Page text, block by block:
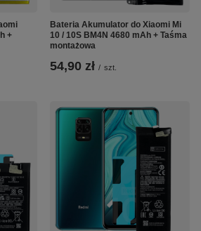
+
Bateria Akumulator do Xiaomi Mi
10 / 10S BM4N 4680 mAh + Taśma
montażowa
54,90 zł / szt.